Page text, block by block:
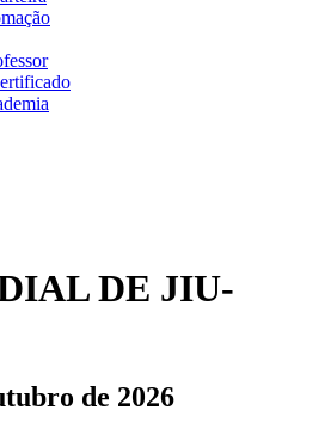
DE JIU-
de 2026